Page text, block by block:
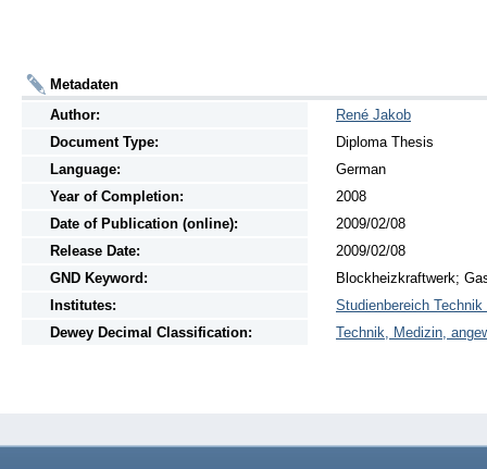
Metadaten
Author:
René Jakob
Document Type:
Diploma Thesis
Language:
German
Year of Completion:
2008
Date of Publication (online):
2009/02/08
Release Date:
2009/02/08
GND Keyword:
Blockheizkraftwerk;
Institutes:
Studienbereich
Dewey Decimal Classification:
Technik, Medizin,